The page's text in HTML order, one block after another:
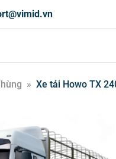
» Xe tải Howo TX